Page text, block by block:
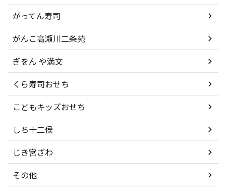
がってん寿司
がんこ高瀬川二条苑
ぎをん や満文
くら寿司おせち
こどもキッズおせち
しち十二侯
じき宮ざわ
その他